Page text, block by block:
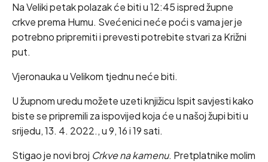
Na Veliki petak polazak će biti u 12:45 ispred župne
crkve prema Humu. Svećenici neće poći s vama jer je
potrebno pripremiti i prevesti potrebite stvari za Križni
put.
Vjeronauka u Velikom tjednu neće biti.
U župnom uredu možete uzeti knjižicu Ispit savjesti kako
biste se pripremili za ispovijed koja će u našoj župi biti u
srijedu, 13. 4. 2022., u 9, 16 i 19 sati.
Stigao je novi broj Crkve na kamenu. Pretplatnike molim